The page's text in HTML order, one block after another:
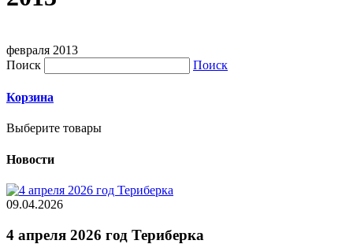
февраля 2013
Поиск
Поиск
Корзина
Выберите товары
Новости
09.04.2026
4 апреля 2026 год Териберка